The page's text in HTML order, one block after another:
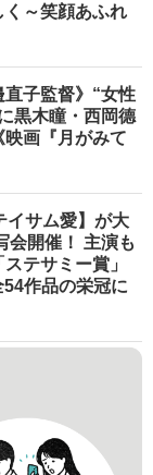
～笑顔あふれ
直子監督》“女性
黒木瞳・西岡德
画『月がみて
イサム愛】が大
会開催！ 主演も
テサミー賞」
作品の栄冠に